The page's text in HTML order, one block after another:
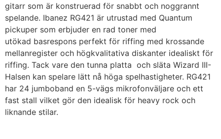
gitarr som är konstruerad för snabbt och noggrannt
spelande. Ibanez RG421 är utrustad med Quantum
pickuper som erbjuder en rad toner med
utökad basrespons perfekt för riffing med krossande
mellanregister och högkvalitativa diskanter idealiskt för
riffing. Tack vare den tunna platta och släta Wizard III-
Halsen kan spelare lätt nå höga spelhastigheter. RG421
har 24 jumboband en 5-vägs mikrofonväljare och ett
fast stall vilket gör den idealisk för heavy rock och
liknande stilar.